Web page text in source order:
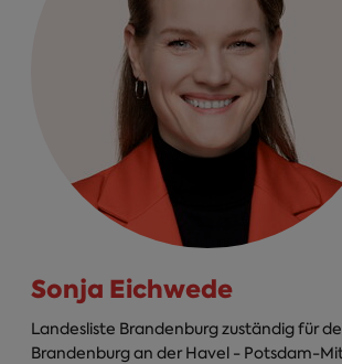
Sonja Eichwede
Landesliste Brandenburg zuständig für
Brandenburg an der Havel - Potsdam-